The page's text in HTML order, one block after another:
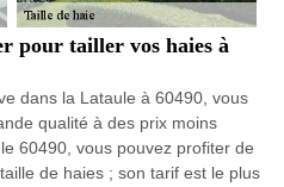
pour tailler vos haies à
dans la Lataule à 60490, vous
qualité à des prix moins
60490, vous pouvez profiter de
de haies ; son tarif est le plus